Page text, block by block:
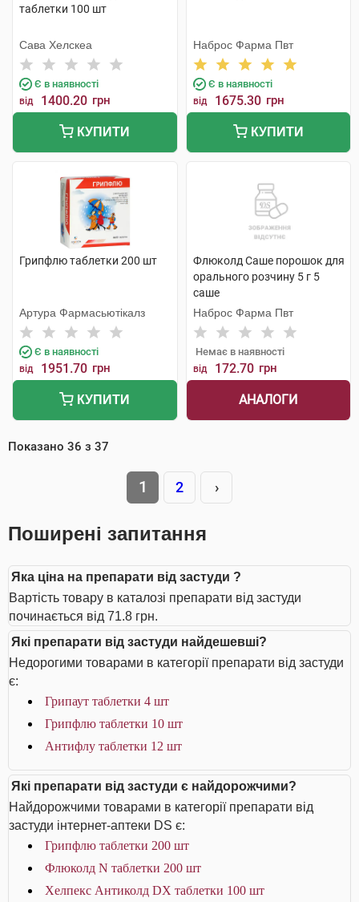
таблетки 100 шт
Сава Хелскеа
Є в наявності
від 1400.20 грн
КУПИТИ
Наброс Фарма Пвт
Є в наявності
від 1675.30 грн
КУПИТИ
Грипфлю таблетки 200 шт
Артура Фармасьютікалз
Є в наявності
від 1951.70 грн
КУПИТИ
Флюколд Саше порошок для
орального розчину 5 г 5
саше
Наброс Фарма Пвт
Немає в наявності
від 172.70 грн
АНАЛОГИ
Показано 36 з 37
1 2 ›
Поширені запитання
Яка ціна на препарати від застуди ?
Вартість товару в каталозі препарати від застуди
починається від 71.8 грн.
Які препарати від застуди найдешевші?
Недорогими товарами в категорії препарати від застуди
є:
Грипаут таблетки 4 шт
Грипфлю таблетки 10 шт
Антифлу таблетки 12 шт
Які препарати від застуди є найдорожчими?
Найдорожчими товарами в категорії препарати від
застуди інтернет-аптеки DS є:
Грипфлю таблетки 200 шт
Флюколд N таблетки 200 шт
Хелпекс Антиколд DX таблетки 100 шт